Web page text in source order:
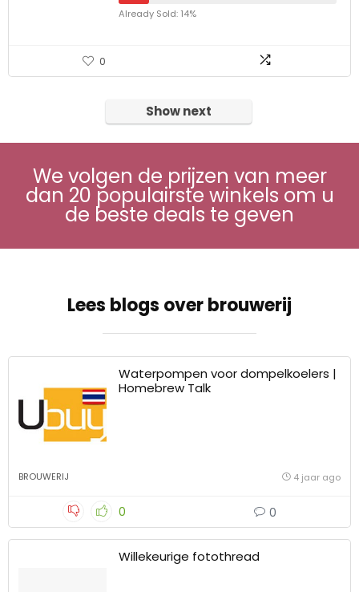
Already Sold: 14%
0
Show next
We volgen de prijzen van meer
dan 20 populairste winkels om u
de beste deals te geven
Lees blogs over brouwerij
Waterpompen voor dompelkoelers |
Homebrew Talk
BROUWERIJ 4 jaar ago
0 0
Willekeurige fotothread